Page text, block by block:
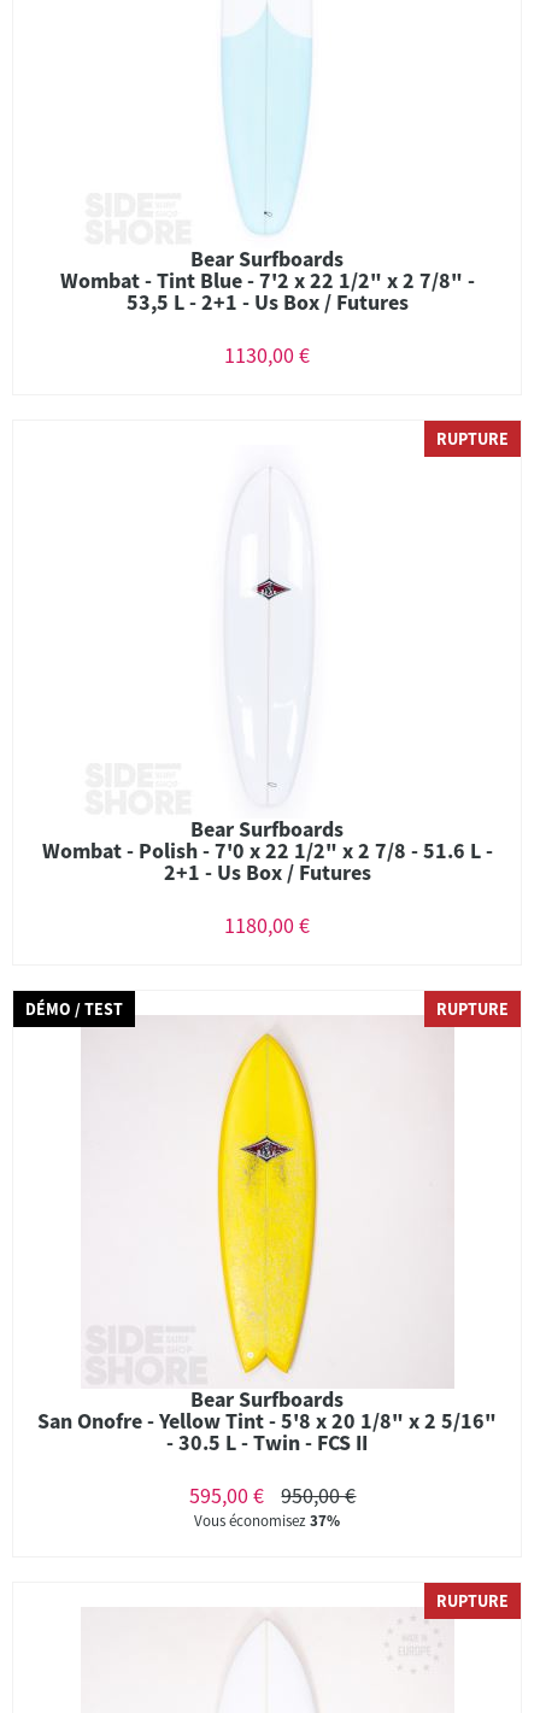
Bear Surfboards
Wombat - Tint Blue - 7'2 x 22 1/2" x 2 7/8" -
53,5 L - 2+1 - Us Box / Futures
1130,00 €
RUPTURE
Bear Surfboards
Wombat - Polish - 7'0 x 22 1/2" x 2 7/8 - 51.6 L -
2+1 - Us Box / Futures
1180,00 €
DÉMO / TEST RUPTURE
Bear Surfboards
San Onofre - Yellow Tint - 5'8 x 20 1/8" x 2 5/16"
- 30.5 L - Twin - FCS II
595,00 €
950,00 €
Vous économisez37%
RUPTURE